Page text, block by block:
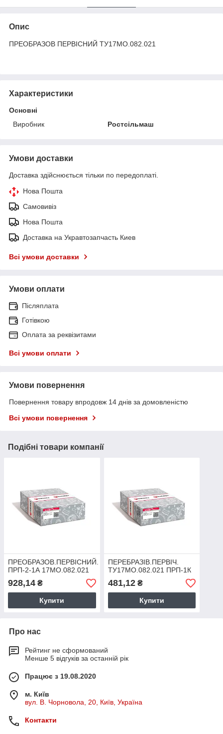
Опис
ПРЕОБРАЗОВ ПЕРВІСНИЙ ТУ17МО.082.021
Характеристики
Основні
Виробник
Ростсільмаш
Умови доставки
Доставка здійснюється тільки по передоплаті.
Нова Пошта
Самовивіз
Нова Пошта
Доставка на Укравтозапчасть Киев
Всі умови доставки
Умови оплати
Післяплата
Готівкою
Оплата за реквізитами
Всі умови оплати
Умови повернення
Повернення товару впродовж 14 днів за домовленістю
Всі умови повернення
Подібні товари компанії
ПРЕОБРАЗОВ.ПЕРВІСНИЙ.
ПРП-2-1А 17МО.082.021
928,14 ₴
Купити
ПЕРЕБРАЗІВ.ПЕРВІЧ.
ТУ17МО.082.021 ПРП-1К
481,12₴
Купити
Про нас
Рейтинг не сформований
Менше 5 відгуків за останній рік
Працює з 19.08.2020
м. Київ
вул. В. Чорновола, 20, Київ, Україна
Контакти